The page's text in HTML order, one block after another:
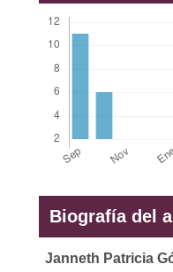
Biografía del
Janneth Patricia